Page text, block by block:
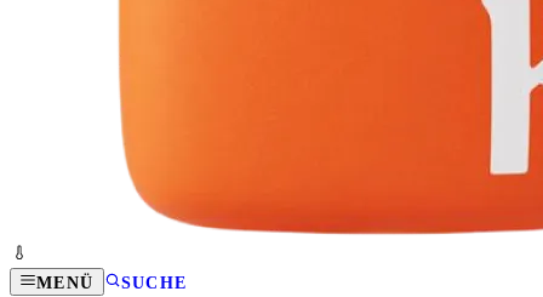
MENÜ SUCHE